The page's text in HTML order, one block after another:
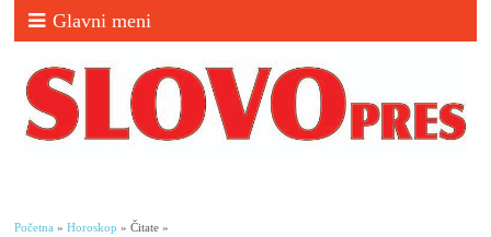
Glavni meni
Početna »Horoskop » Čitate »